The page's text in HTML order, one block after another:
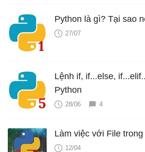
Python là gì? Tại sao
27/07
Lệnh if, if...else,
Python
28/06 4
Làm việc với File trong
12/04